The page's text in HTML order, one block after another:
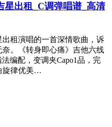
星出租_C调弹唱谱_高清
租演唱的一首深情歌曲，诉
。《转身即心痛》吉他六线
编配，变调夹Capo1品，完
旋律优美…